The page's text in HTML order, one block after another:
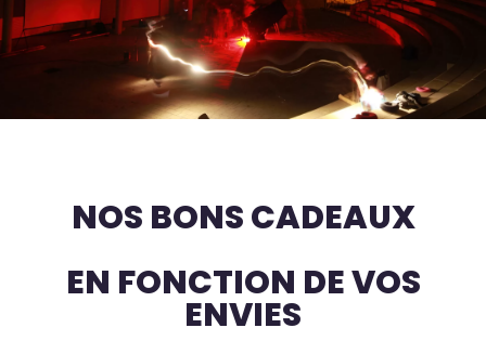
NOS BONS CADEAUX
EN FONCTION DE VOS
ENVIES